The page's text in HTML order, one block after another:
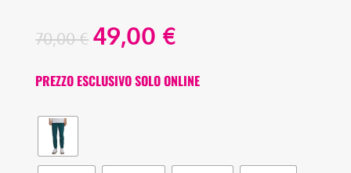
70,00€ 49,00 €
PREZZO ESCLUSIVO SOLO ONLINE